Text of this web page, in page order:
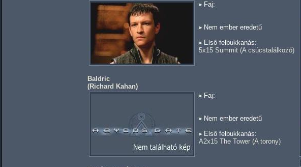
Faj:
Nem ember eredetű
Első felbukkanás:
5x15 Summit (A csúcstalálkozó)
Baldric
(Richard Kahan)
Faj:
Nem ember eredetű
Első felbukkanás:
A2x15 The Tower (A torony)